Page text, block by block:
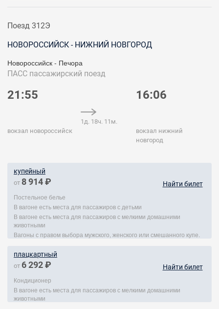
Поезд 312Э
НОВОРОССИЙСК - НИЖНИЙ НОВГОРОД
Новороссийск - Печора
ПАСС пассажирский поезд
21:55
вокзал новороссийск
1д. 18ч. 11м.
16:06
вокзал нижний
новгород
купейный
от 8 914 ₽ Найти билет
Постельное белье
В вагоне есть места для пассажиров с детьми
В вагоне есть места для пассажиров с мелкими домашними
животными
Вагоны с правом выбора мужского, женского или смешанного купе.
плацкартный
от 6 292 ₽ Найти билет
Кондиционер
В вагоне есть места для пассажиров с мелкими домашними
животными